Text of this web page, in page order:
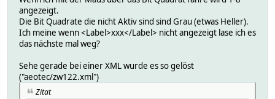
angezeigt.
Die Bit Quadrate die nicht Aktiv sind sind Grau (etwas Heller).
Ich meine wenn <Label>xxx</Label> nicht angezeigt lase ich es
das nächste mal weg?
Sehe gerade bei einer XML wurde es so gelöst
("aeotec/zw122.xml")
Zitat